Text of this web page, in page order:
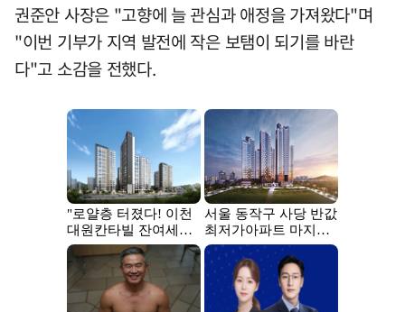
권준안 사장은 "고향에 늘 관심과 애정을 가져왔다"며
"이번 기부가 지역 발전에 작은 보탬이 되기를 바란
다"고 소감을 전했다.